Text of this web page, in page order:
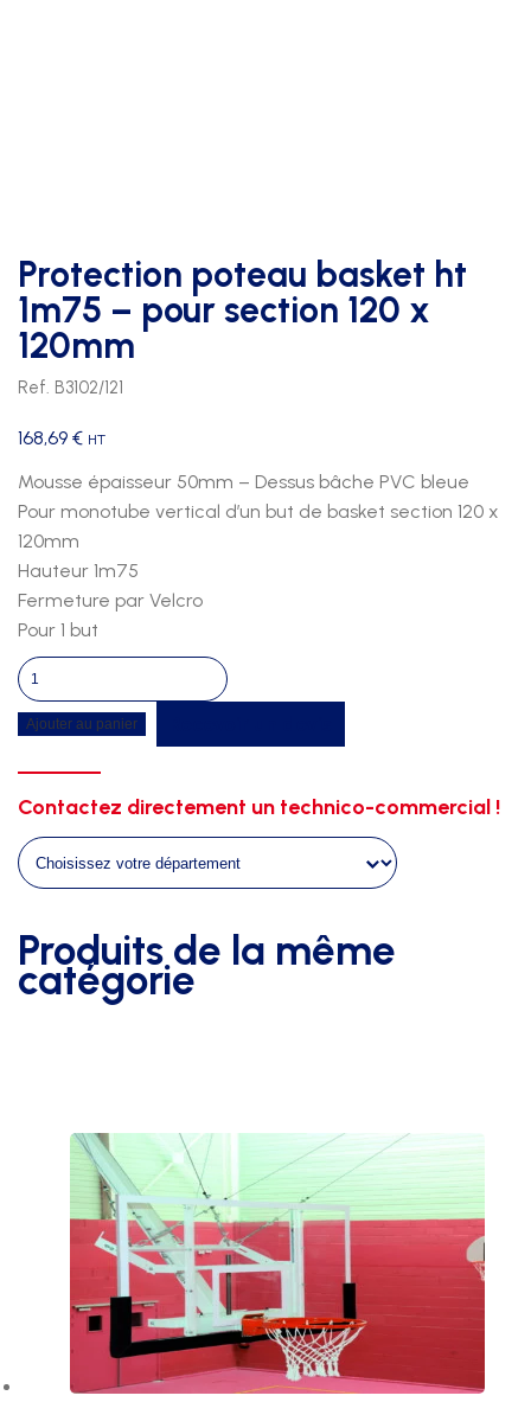
Protection poteau basket ht
1m75 – pour section 120 x
120mm
Ref. B3102/121
168,69 € HT
Mousse épaisseur 50mm – Dessus bâche PVC bleue
Pour monotube vertical d’un but de basket section 120 x
120mm
Hauteur 1m75
Fermeture par Velcro
Pour 1 but
quantité
de
Protection
ht
1m75
-
section
120
x
Ajouter au panier
Contactez directement un technico-commercial !
Produits de la même
catégorie